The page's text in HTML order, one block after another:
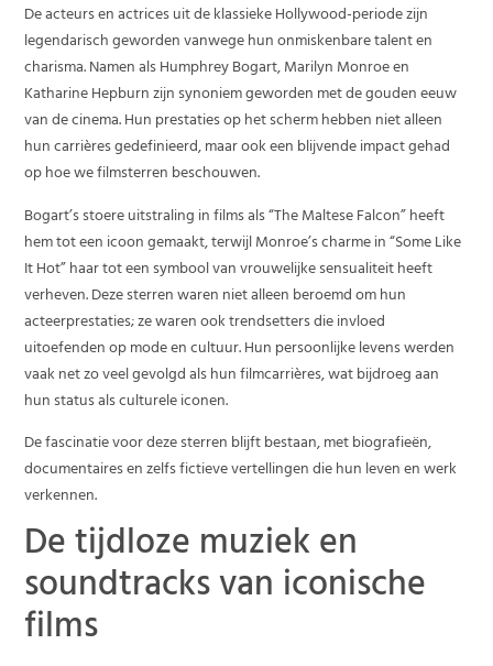
De acteurs en actrices uit de klassieke Hollywood-periode zijn
legendarisch geworden vanwege hun onmiskenbare talent en
charisma. Namen als Humphrey Bogart, Marilyn Monroe en
Katharine Hepburn zijn synoniem geworden met de gouden eeuw
van de cinema. Hun prestaties op het scherm hebben niet alleen
hun carrières gedefinieerd, maar ook een blijvende impact gehad
op hoe we filmsterren beschouwen.
Bogart’s stoere uitstraling in films als “The Maltese Falcon” heeft
hem tot een icoon gemaakt, terwijl Monroe’s charme in “Some Like
It Hot” haar tot een symbool van vrouwelijke sensualiteit heeft
verheven. Deze sterren waren niet alleen beroemd om hun
acteerprestaties; ze waren ook trendsetters die invloed
uitoefenden op mode en cultuur. Hun persoonlijke levens werden
vaak net zo veel gevolgd als hun filmcarrières, wat bijdroeg aan
hun status als culturele iconen.
De fascinatie voor deze sterren blijft bestaan, met biografieën,
documentaires en zelfs fictieve vertellingen die hun leven en werk
verkennen.
De tijdloze muziek en
soundtracks van iconische
films